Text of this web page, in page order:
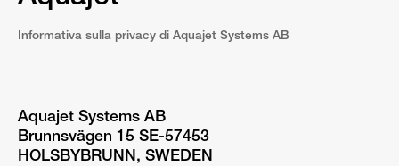
Informativa sulla privacy di Aquajet Systems AB
Aquajet Systems AB
Brunnsvägen 15 SE-57453
HOLSBYBRUNN, SWEDEN